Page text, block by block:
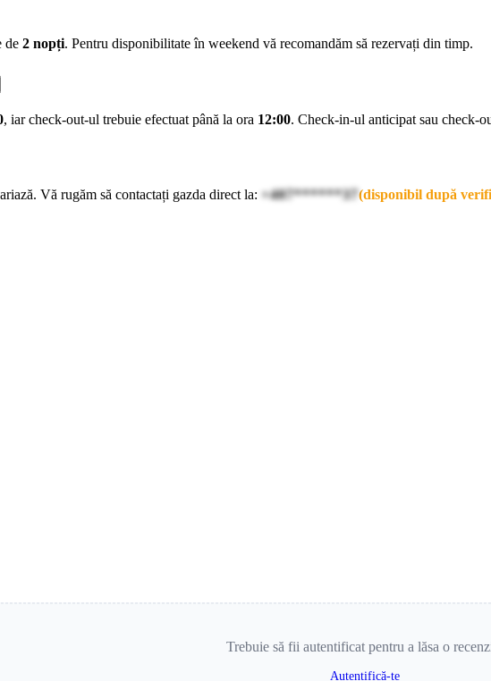
de 2 nopți. Pentru disponibilitate în weekend vă recomandăm să rezervați din timp.
, iar check-out-ul trebuie efectuat până la ora 12:00. Check-in-ul anticipat sau check-
Vă rugăm să contactați gazda direct la: +407******37(disponibil după
Trebuie să fii autentificat pentru a lăsa o
Autentifică-te